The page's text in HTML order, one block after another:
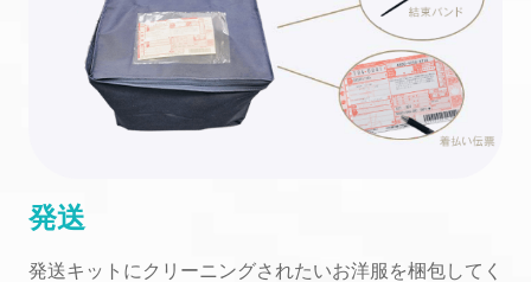
発送
発送キットにクリーニングされたいお洋服を梱包してく